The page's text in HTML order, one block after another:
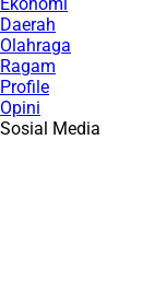
Daerah
Olahraga
Ragam
Profile
Opini
Sosial Media